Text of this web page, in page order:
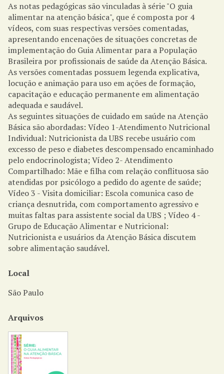
As notas pedagógicas são vinculadas à série "O guia
alimentar na atenção básica", que é composta por 4
vídeos, com suas respectivas versões comentadas,
apresentando encenações de situações concretas de
implementação do Guia Alimentar para a População
Brasileira por profissionais de saúde da Atenção Básica.
As versões comentadas possuem legenda explicativa,
locução e animação para uso em ações de formação,
capacitação e educação permanente em alimentação
adequada e saudável.
As seguintes situações de cuidado em saúde na Atenção
Básica são abordadas: Vídeo 1-Atendimento Nutricional
Individual: Nutricionista da UBS recebe usuário com
excesso de peso e diabetes descompensado encaminhado
pelo endocrinologista; Vídeo 2- Atendimento
Compartilhado: Mãe e filha com relação conflituosa são
atendidas por psicólogo a pedido do agente de saúde;
Vídeo 3 - Visita domiciliar: Escola comunica caso de
criança desnutrida, com comportamento agressivo e
muitas faltas para assistente social da UBS ; Vídeo 4 -
Grupo de Educação Alimentar e Nutricional:
Nutricionista e usuários da Atenção Básica discutem
sobre alimentação saudável.
Local
São Paulo
Arquivos